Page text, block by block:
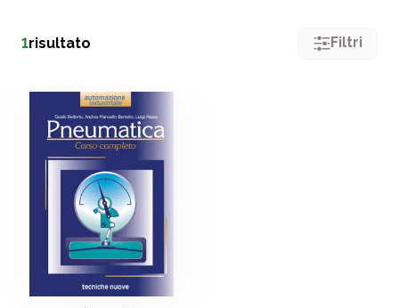
1risultato Filtri